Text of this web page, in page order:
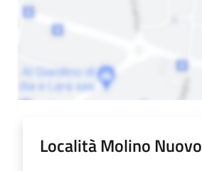
Località Molino Nuovo